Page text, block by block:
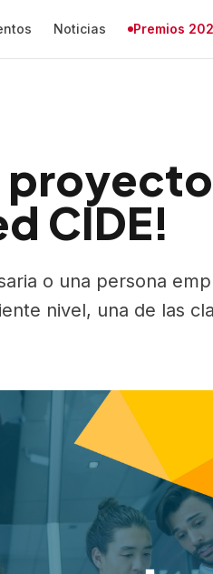
Punto Amigo
Iniciativa solidaria
Servicios AJE+
Ventajas
Oportunidades
Acuerdos y
Noticias Premios
CIDE!
o una persona
nivel, una de las